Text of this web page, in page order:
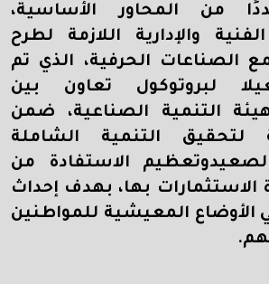
من المحاور الأساسية،
والإدارية اللازمة لطرح
الحرفية، الذي تم
لبروتوكول تعاون بين
التنمية الصناعية، ضمن
لتحقيق التنمية الشاملة
الاستفادة من
الاستثمارات بها، بهدف إحداث
الأوضاع المعيشية للمواطنين